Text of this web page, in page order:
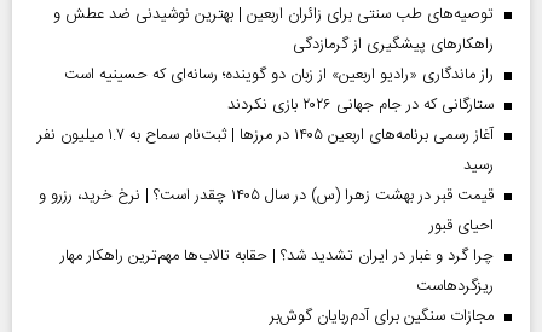
توصیه‌های طب سنتی برای زائران اربعین | بهترین نوشیدنی ضد عطش و
راهکارهای پیشگیری از گرمازدگی
راز ماندگاری «رادیو اربعین» از زبان دو گوینده؛ رسانه‌ای که حسینیه است
ستارگانی که در جام جهانی ۲۰۲۶ بازی نکردند
آغاز رسمی برنامه‌های اربعین ۱۴۰۵ در مرز‌ها | ثبت‌نام سماح به ۱.۷ میلیون نفر
رسید
قیمت قبر در بهشت زهرا (س) در سال ۱۴۰۵ چقدر است؟ | نرخ خرید، رزرو و
احیای قبور
چرا گرد و غبار در ایران تشدید شد؟ | حقابه تالاب‌ها مهم‌ترین راهکار مهار
ریزگردهاست
مجازات سنگین برای آدم‌ربایان گوش‌بر